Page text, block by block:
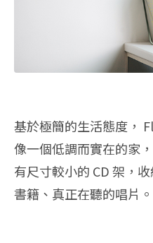
基於極簡的生活態度，
像一個低調而實在的家
有尺寸較小的 CD 架，
書籍、真正在聽的唱片。